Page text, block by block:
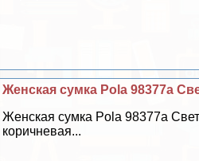
Женская сумка Pola 98377а
Женская сумка Pola 98377а
коричневая...